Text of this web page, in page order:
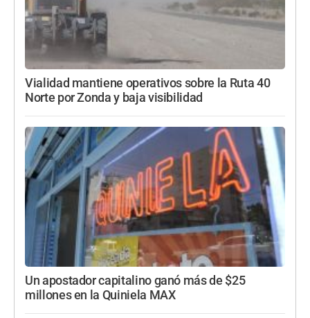
Vialidad mantiene operativos sobre la Ruta 40
Norte por Zonda y baja visibilidad
Un apostador capitalino ganó más de $25
millones en la Quiniela MAX